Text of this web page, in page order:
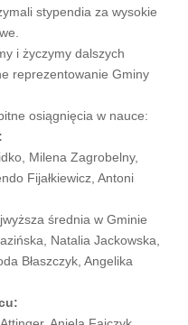
stypendia za wysokie
i życzymy dalszych
reprezentowanie Gminy
osiągnięcia w nauce:
Milena Zagrobelny,
Fijałkiewicz, Antoni
średnia w Gminie
Natalia Jackowska,
Błaszczyk, Angelika